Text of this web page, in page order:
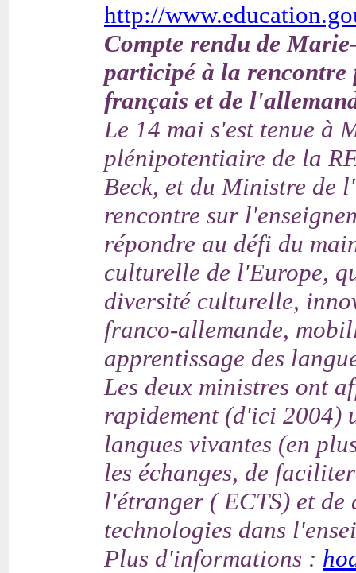
http://
Compte rendu de
participé à la rencontre
français et de
Le 14 mai s'est tenue à
plénipotentiaire de la
Beck, et du Ministre de
rencontre sur
répondre au défi du
culturelle de l'Europe,
diversité culturelle,
franco-allemande,
apprentissage des
Les deux ministres ont
rapidement (d'ici 2004)
langues vivantes (en
les échanges, de
l'étranger ( ECTS) et de
technologies dans
Plus d'informations :